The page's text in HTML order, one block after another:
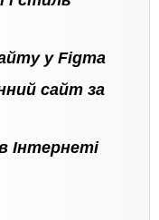
у Figma
сайт за
Інтернеті